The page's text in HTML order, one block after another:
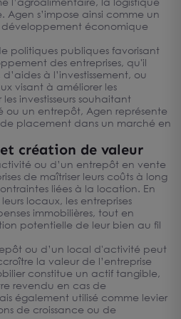
Agen s’impose ainsi comme un
économique
politiques publiques favorisant
des entreprises, qu'il
à l’investissement, ou
visant à améliorer les
investisseurs souhaitant
un entrepôt, Agen représente
placement dans un marché en
création de valeur
ou d’un entrepôt en vente
de maîtriser leurs coûts à long
liées à la location. En
locaux, les entreprises
immobilières, tout en
potentielle de leur bien au fil
ou d’un local d'activité peut
la valeur de l’entreprise
constitue un actif tangible,
revendu en cas de
également utilisé comme levier
de croissance ou de